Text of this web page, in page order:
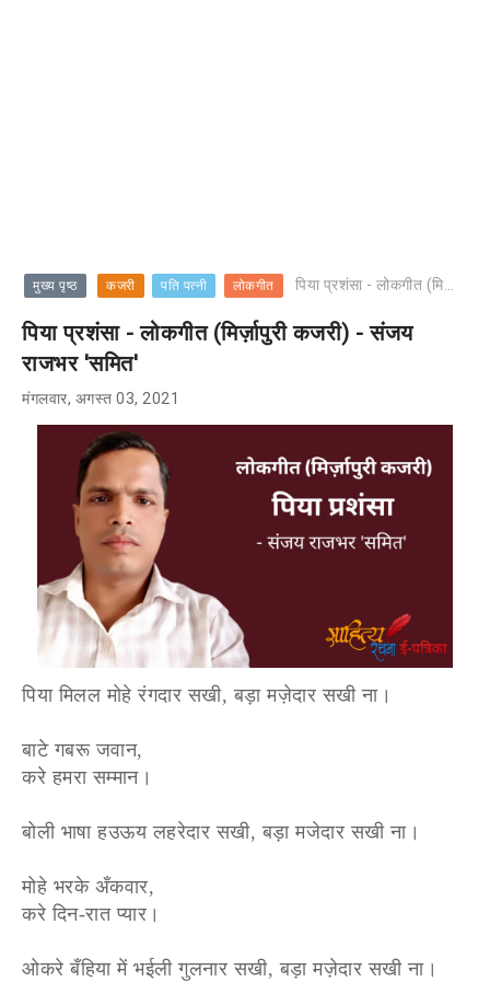
मुख्य पृष्ठ कजरी पति पत्नी लोकगीत पिया प्रशंसा - लोकगीत (मिर्ज़ापुरी कजरी) - संजय राजभर 'समित'
पिया प्रशंसा - लोकगीत (मिर्ज़ापुरी कजरी) - संजय
राजभर 'समित'
मंगलवार, अगस्त 03, 2021
पिया मिलल मोहे रंगदार सखी, बड़ा मज़ेदार सखी ना।
बाटे गबरू जवान,
करे हमरा सम्मान।
बोली भाषा हउऊय लहरेदार सखी, बड़ा मजेदार सखी ना।
मोहे भरके अँकवार,
करे दिन-रात प्यार।
ओकरे बँहिया में भईली गुलनार सखी, बड़ा मज़ेदार सखी ना।